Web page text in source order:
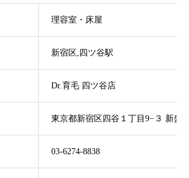
理容室・床屋
新宿区,四ツ谷駅
Dr.育毛 四ツ谷店
東京都新宿区四谷１丁目9−３ 新盛
03-6274-8838